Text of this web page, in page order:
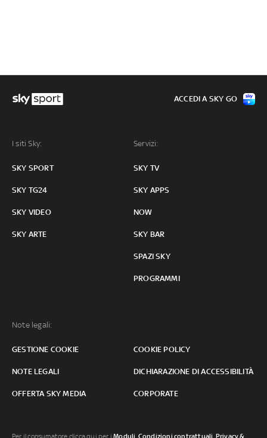
I siti Sky:
SKY SPORT
SKY TG24
SKY VIDEO
SKY ARTE
Servizi:
SKY TV
SKY APPS
NOW
SKY BAR
SPAZI SKY
PROGRAMMI
Note legali:
GESTIONE COOKIE COOKIE POLICY
NOTE LEGALI DICHIARAZIONE DI ACCESSIBILITÀ
OFFERTA SKY MEDIA CORPORATE
ACCEDI A SKY GO